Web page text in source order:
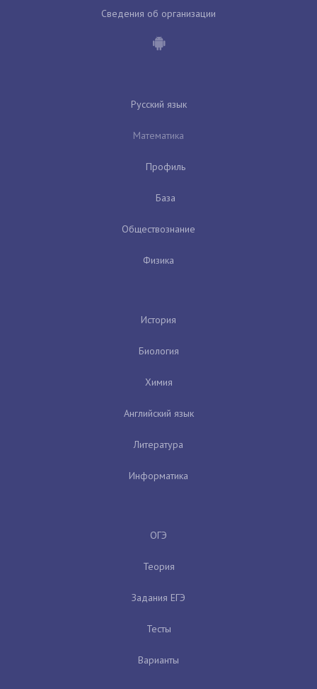
Сведения об организации
Русский язык
Математика
Профиль
База
Обществознание
Физика
История
Биология
Химия
Английский язык
Литература
Информатика
ОГЭ
Теория
Задания ЕГЭ
Тесты
Варианты